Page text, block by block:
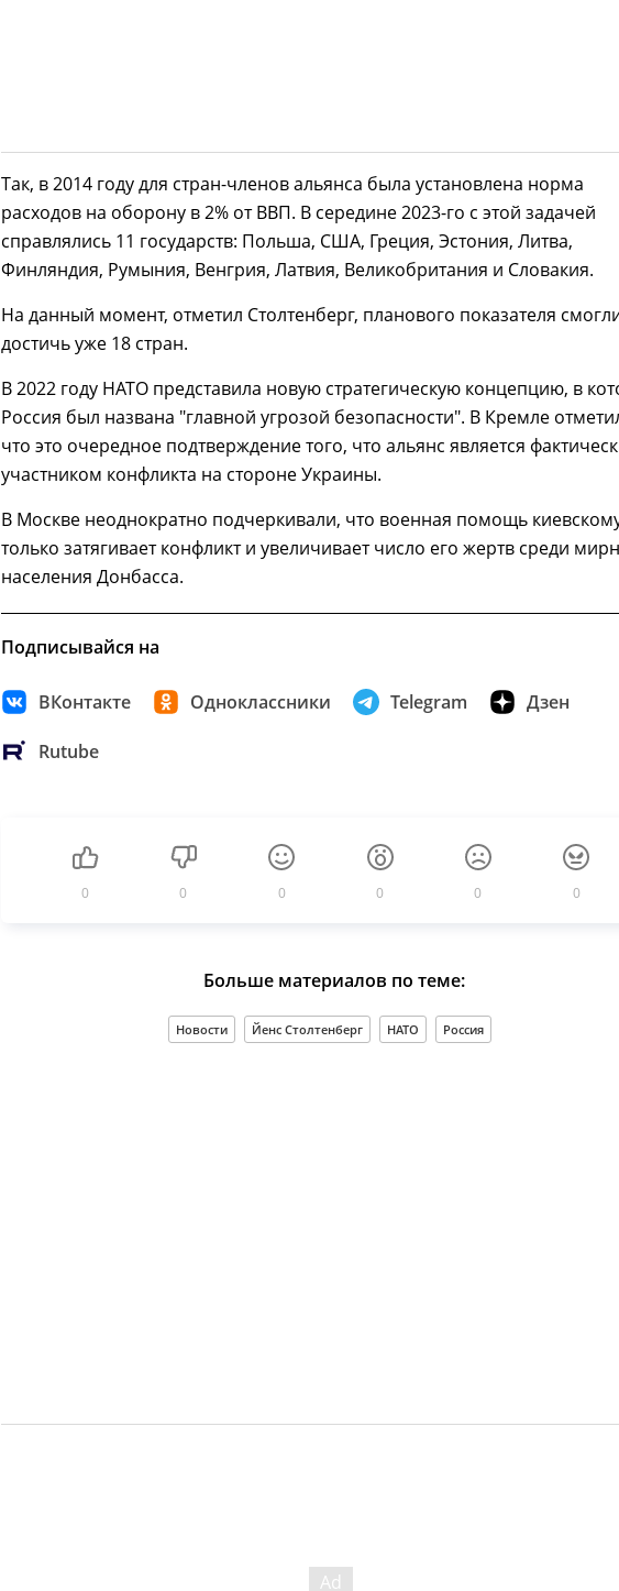
Так, в 2014 году для стран-членов альянса была установлена норма
расходов на оборону в 2% от ВВП. В середине 2023-го с этой задачей
справлялись 11 государств: Польша, США, Греция, Эстония, Литва,
Финляндия, Румыния, Венгрия, Латвия, Великобритания и Словакия.
На данный момент, отметил Столтенберг, планового показателя
достичь уже 18 стран.
В 2022 году НАТО представила новую стратегическую концепцию, в
Россия был названа "главной угрозой безопасности". В Кремле
что это очередное подтверждение того, что альянс является
участником конфликта на стороне Украины.
В Москве неоднократно подчеркивали, что военная помощь
только затягивает конфликт и увеличивает число его жертв среди
населения Донбасса.
Подписывайся на
ВКонтакте Одноклассники Telegram Дзен
Rutube
0 0 0 0 0 0
Больше материалов по теме:
Новости Йенс Столтенберг НАТО Россия